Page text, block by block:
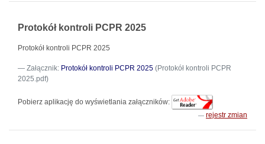
Protokół kontroli PCPR 2025
Protokół kontroli PCPR 2025
Załącznik: Protokół kontroli PCPR 2025 (Protokół kontroli PCPR
2025.pdf)
Pobierz aplikację do wyświetlania załączników:
rejestr zmian